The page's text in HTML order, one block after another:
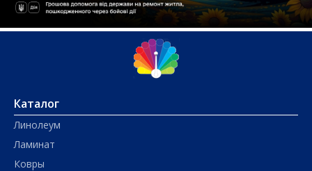
Каталог
Линолеум
Ламинат
Ковры